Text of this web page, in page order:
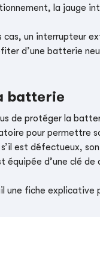
la jauge
cas, un interrupteur
d’une batterie
batterie
de protéger la
pour
s’il est défectueux,
équipée d’une clé
une fiche explicative